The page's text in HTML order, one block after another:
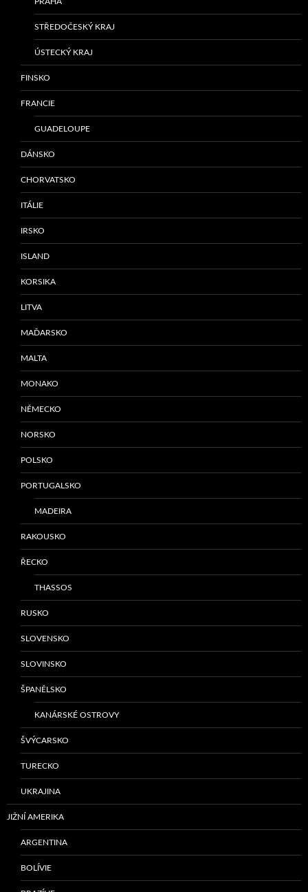
STŘEDOČESKÝ KRAJ
ÚSTECKÝ KRAJ
FINSKO
FRANCIE
GUADELOUPE
DÁNSKO
CHORVATSKO
ITÁLIE
IRSKO
ISLAND
KORSIKA
LITVA
MAĎARSKO
MALTA
MONAKO
NĚMECKO
NORSKO
POLSKO
PORTUGALSKO
MADEIRA
RAKOUSKO
ŘECKO
THASSOS
RUSKO
SLOVENSKO
SLOVINSKO
ŠPANĚLSKO
KANÁRSKÉ OSTROVY
ŠVÝCARSKO
TURECKO
UKRAJINA
JIŽNÍ AMERIKA
ARGENTINA
BOLÍVIE